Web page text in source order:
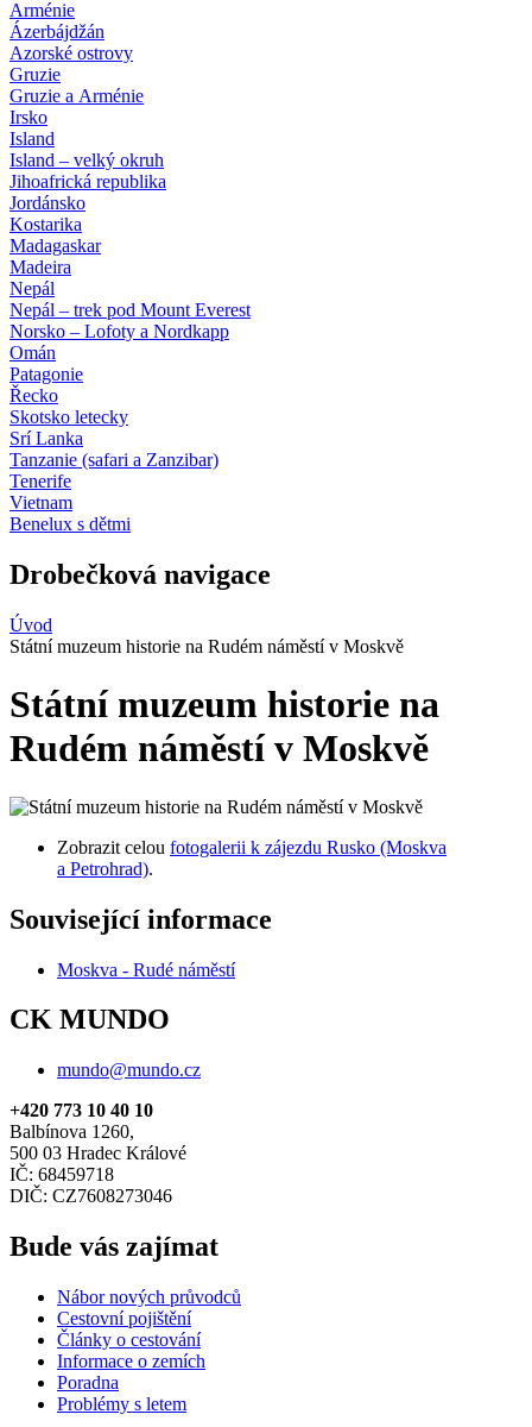
Arménie
Ázerbájdžán
Azorské ostrovy
Gruzie
Gruzie a Arménie
Irsko
Island
Island – velký okruh
Jihoafrická republika
Jordánsko
Kostarika
Madagaskar
Madeira
Nepál
Nepál – trek pod Mount Everest
Norsko – Lofoty a Nordkapp
Omán
Patagonie
Řecko
Skotsko letecky
Srí Lanka
Tanzanie (safari a Zanzibar)
Tenerife
Vietnam
Benelux s dětmi
Drobečková navigace
Úvod
Státní muzeum historie na Rudém náměstí v Moskvě
Státní muzeum historie na
Rudém náměstí v Moskvě
Zobrazit celou fotogalerii k zájezdu Rusko (Moskva
a Petrohrad).
Související informace
Moskva - Rudé náměstí
CK MUNDO
mundo@mundo.cz
+420 773 10 40 10
Balbínova 1260,
500 03 Hradec Králové
IČ: 68459718
DIČ: CZ7608273046
Bude vás zajímat
Nábor nových průvodců
Cestovní pojištění
Články o cestování
Informace o zemích
Poradna
Problémy s letem